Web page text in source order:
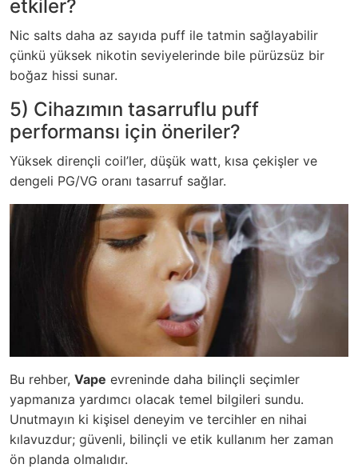
etkiler?
Nic salts daha az sayıda puff ile tatmin sağlayabilir
çünkü yüksek nikotin seviyelerinde bile pürüzsüz bir
boğaz hissi sunar.
5) Cihazımın tasarruflu puff
performansı için öneriler?
Yüksek dirençli coil’ler, düşük watt, kısa çekişler ve
dengeli PG/VG oranı tasarruf sağlar.
Bu rehber, Vape evreninde daha bilinçli seçimler
yapmanıza yardımcı olacak temel bilgileri sundu.
Unutmayın ki kişisel deneyim ve tercihler en nihai
kılavuzdur; güvenli, bilinçli ve etik kullanım her zaman
ön planda olmalıdır.